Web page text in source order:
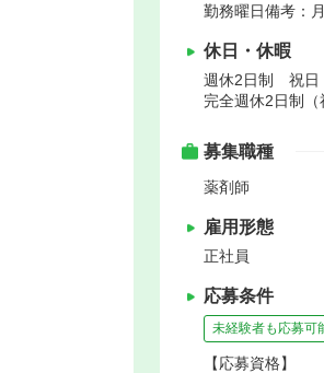
勤務曜日備考：
休日・休暇
週休2日制 祝
完全週休2日制（
募集職種
薬剤師
雇用形態
正社員
応募条件
未経験者も応募可
【応募資格】